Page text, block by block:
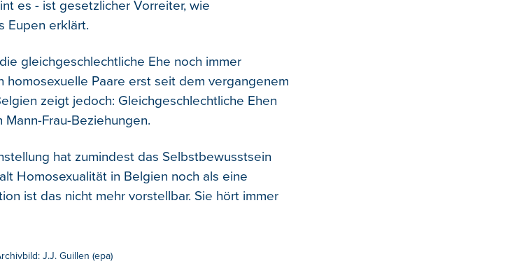
es - ist gesetzlicher Vorreiter, wie
Eupen erklärt.
gleichgeschlechtliche Ehe noch immer
homosexuelle Paare erst seit dem vergangenem
zeigt jedoch: Gleichgeschlechtliche Ehen
Frau-Beziehungen.
hat zumindest das Selbstbewusstsein
Homosexualität in Belgien noch als eine
ist das nicht mehr vorstellbar. Sie hört immer
J.J. Guillen (epa)